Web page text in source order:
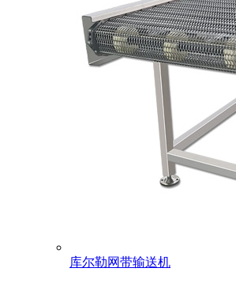
库尔勒网带输送机